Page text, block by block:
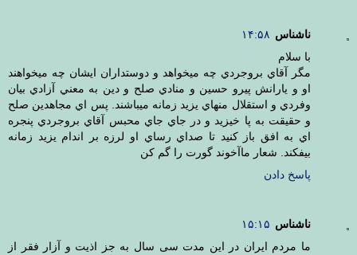
ناشناس ۱۴:۵۸
با سلام
مگر آقاي بروجردي چه ميخواهد و دوستداران ايشان چه ميخواهند
او و يارانش پيرو حسين و منادي صلح و دين به معني آزادي بيان
وفردي و استقلال منهاي يزيد زمانه ميباشند. پس اي مجاهدين صلح
و حقيقت به پا خيزيد و در جاي جاي محبس آقاي بروجردي پنجره
اي به افق باز كنيد تا صداي رساي او لرزه بر اندام يزيد زمانه
بيفكند. شعار ماآخوند گورت را گم كن
پاسخ دادن
ناشناس ۱۵:۱۵
ما مردم ایران در این مدت سی سال به جز اذیت و آزار فقر از